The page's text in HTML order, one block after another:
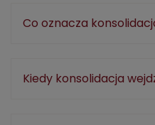
Co oznacza
Kiedy konsolidacja